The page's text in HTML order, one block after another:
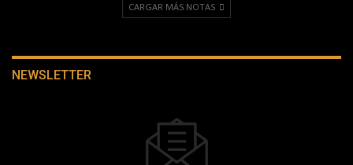
CARGAR MÁS NOTAS
NEWSLETTER